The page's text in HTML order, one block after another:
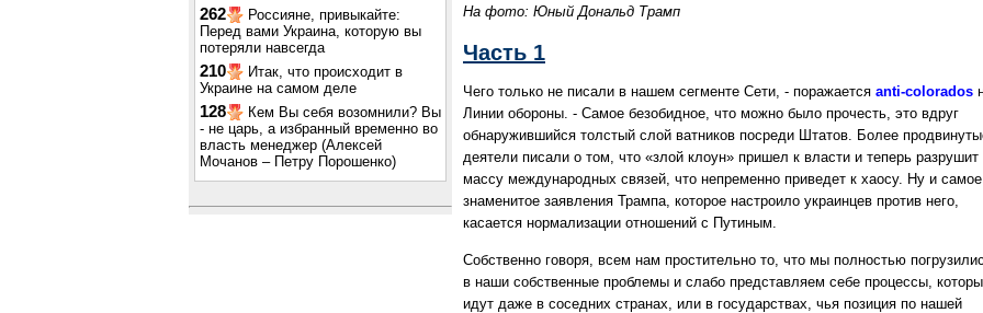
262
Россияне, привыкайте:
Перед вами Украина, которую вы
потеряли навсегда
210
Итак, что происходит в
Украине на самом деле
128
Кем Вы себя возомнили? Вы
- не царь, а избранный временно во
власть менеджер (Алексей
Мочанов – Петру Порошенко)
На фото: Юный Дональд Трамп
Часть 1
Чего только не писали в нашем сегменте Сети, - поражается anti-colorados
Линии обороны. - Самое безобидное, что можно было прочесть, это вдруг
обнаружившийся толстый слой ватников посреди Штатов. Более
деятели писали о том, что «злой клоун» пришел к власти и теперь разрушит
массу международных связей, что непременно приведет к хаосу. Ну и самое
знаменитое заявления Трампа, которое настроило украинцев против него,
касается нормализации отношений с Путиным.
Собственно говоря, всем нам простительно то, что мы полностью
в наши собственные проблемы и слабо представляем себе процессы,
идут даже в соседних странах, или в государствах, чья позиция по нашей